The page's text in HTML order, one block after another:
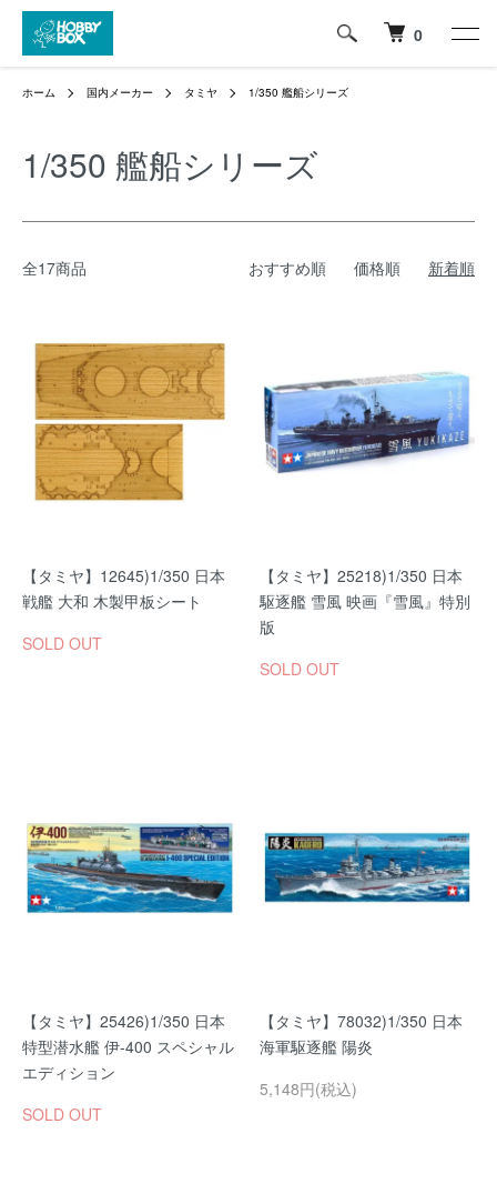
0
ホーム 国内メーカー タミヤ 1/350 艦船シリーズ
1/350 艦船シリーズ
全17商品 おすすめ順 価格順 新着順
【タミヤ】12645)1/350 日本
戦艦 大和 木製甲板シート
SOLD OUT
【タミヤ】25218)1/350 日本
駆逐艦 雪風 映画『雪風』特別
版
SOLD OUT
【タミヤ】25426)1/350 日本
特型潜水艦 伊-400 スペシャル
エディション
SOLD OUT
【タミヤ】78032)1/350 日本
海軍駆逐艦 陽炎
5,148円(税込)